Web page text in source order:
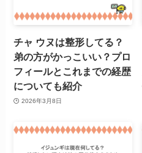
チャ ウヌは整形してる？
弟の方がかっこいい？プロ
フィールとこれまでの経歴
についても紹介
2026年3月8日